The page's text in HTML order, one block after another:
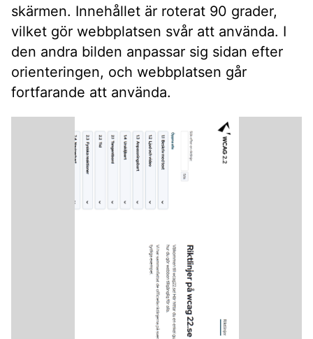
skärmen. Innehållet är roterat 90 grader,
vilket gör webbplatsen svår att använda. I
den andra bilden anpassar sig sidan efter
orienteringen, och webbplatsen går
fortfarande att använda.